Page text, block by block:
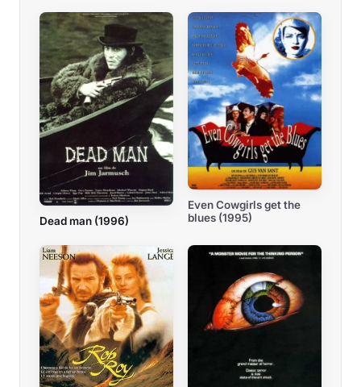
Dead man (1996)
Even Cowgirls get the
blues (1995)